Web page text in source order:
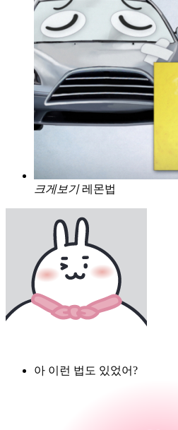
크게보기 레몬법
아 이런 법도 있었어?